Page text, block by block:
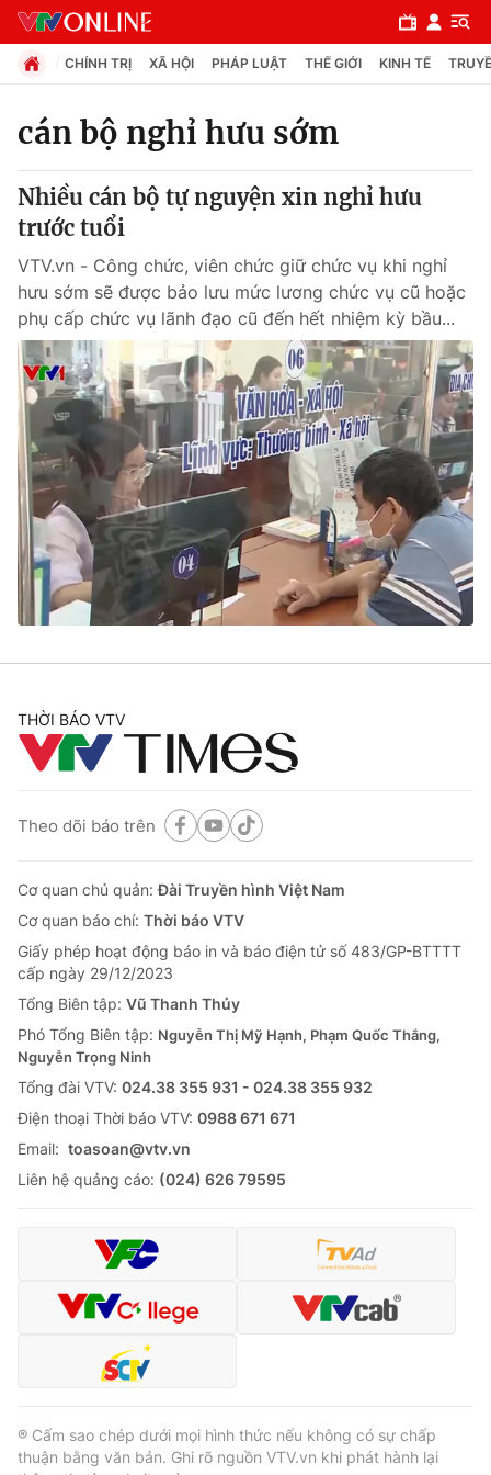
Chuyên mục
Chính trị
Xã hội
Pháp luật
Y tế
Thế giới
Tin tức
Thế giới đó đây
Câu chuyện quốc tế
Kinh tế
Tài chính
Thị trường
Góc doanh nghiệp
Dữ liệu và đời sống
Truyền hình
Phim VTV
Hậu trường
Giải sao mai
Giải trí
Điện ảnh
Âm nhạc
Du lịch
Làm đẹp
Chất lượng cuộc sống
Tuyển sinh
Học trực tuyến
Công nghệ
Hitech Công nghệ tương lai
Sản phẩm
Thị trường
Tư vấn
Giao lưu trực tuyến
Lịch phát sóng
Chuyên mục khác
Emagazine Podcast
Video Shorts video
VTV Money
VTV Sức khoẻ Bất động sản
CHÍNH TRỊ XÃ HỘI PHÁP LUẬT THẾ GIỚI KINH TẾ
cán bộ nghỉ hưu sớm
Nhiều cán bộ tự nguyện xin nghỉ hưu
trước tuổi
VTV.vn - Công chức, viên chức giữ chức vụ khi nghỉ
hưu sớm sẽ được bảo lưu mức lương chức vụ cũ hoặc
phụ cấp chức vụ lãnh đạo cũ đến hết nhiệm kỳ bầu...
THỜI BÁO VTV
Theo dõi báo trên
Cơ quan chủ quản:Đài Truyền hình Việt Nam
Cơ quan báo chí: Thời báo VTV
Giấy phép hoạt động báo in và báo điện tử số 483/GP-BTTTT
cấp ngày 29/12/2023
Tổng Biên tập: Vũ Thanh Thủy
Phó Tổng Biên tập: Nguyễn Thị Mỹ Hạnh, Phạm Quốc Thắng,
Nguyễn Trọng Ninh
Tổng đài VTV: 024.38 355 931 - 024.38 355 932
Ðiện thoại Thời báo VTV: 0988 671 671
Email: toasoan@vtv.vn
Liên hệ quảng cáo: (024) 626 79595
® Cấm sao chép dưới mọi hình thức nếu không có sự chấp
thuận bằng văn bản. Ghi rõ nguồn VTV.vn khi phát hành lại